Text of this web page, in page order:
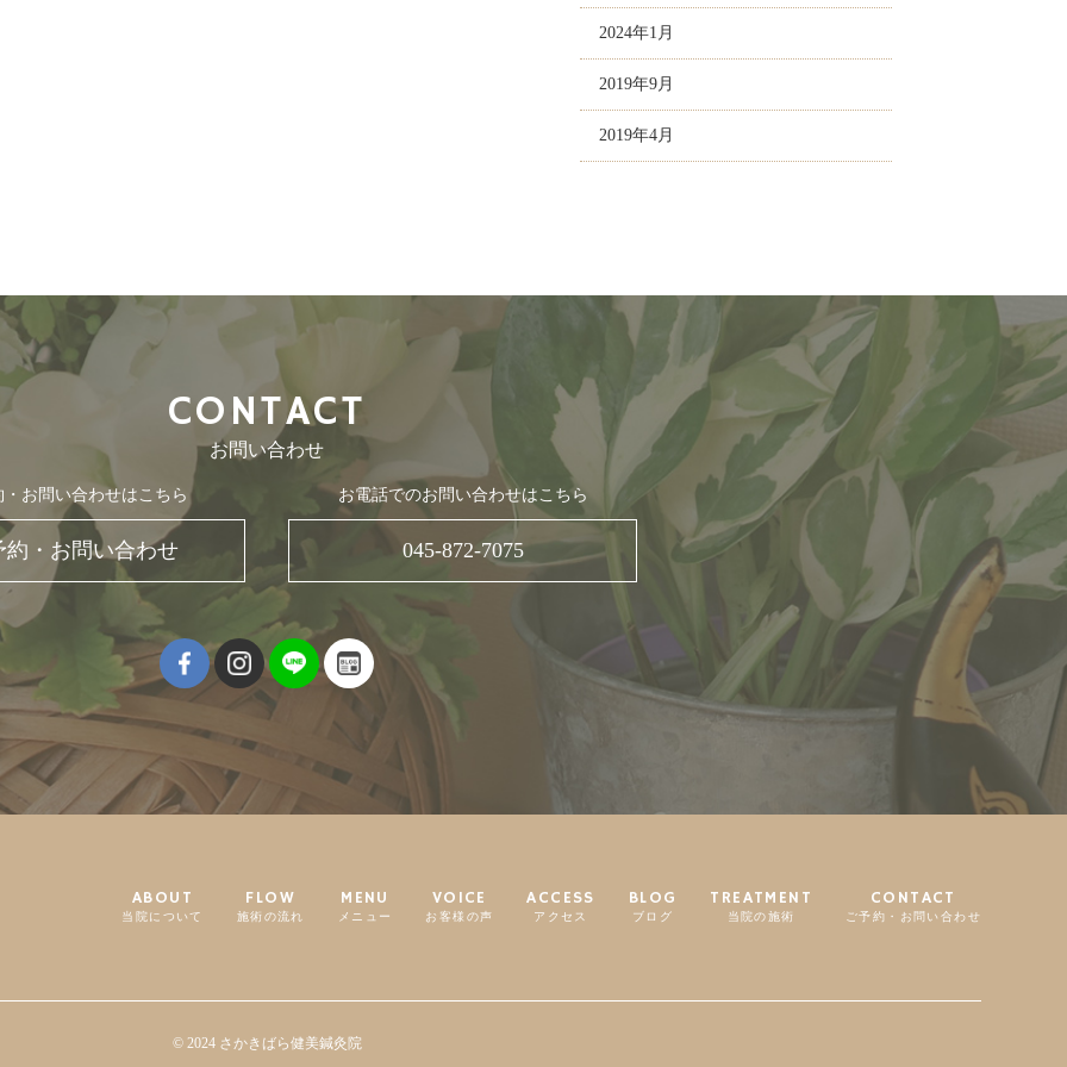
2024年1月
2019年9月
2019年4月
CONTACT
お問い合わせ
・お問い合わせはこちら
約・お問い合わせ
お電話でのお問い合わせはこちら
045-872-7075
ABOUT
当院について
FLOW
施術の流れ
MENU
メニュー
VOICE
お客様の声
ACCESS
アクセス
BLOG
ブログ
TREATMENT
当院の施術
CONTACT
ご予約・お問い合わせ
© 2024 さかきばら健美鍼灸院